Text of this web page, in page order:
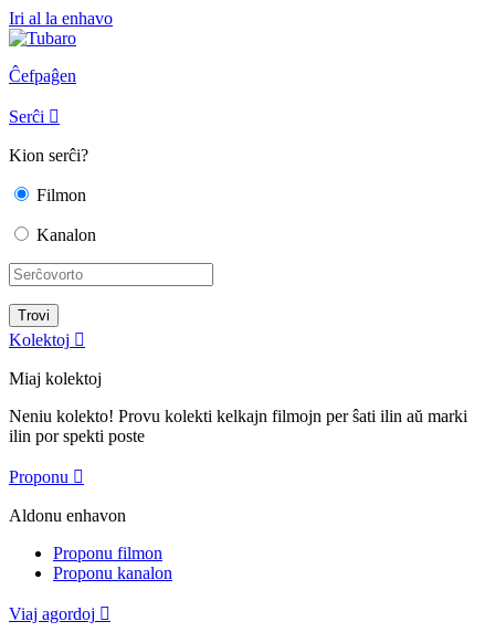
Iri al la enhavo
Ĉefpaĝen
Serĉi 
Kion serĉi?
Filmon
Kanalon
Kolektoj 
Miaj kolektoj
Neniu kolekto! Provu kolekti kelkajn filmojn per ŝati ilin aŭ marki
ilin por spekti poste
Proponu 
Aldonu enhavon
Proponu filmon
Proponu kanalon
Viaj agordoj 